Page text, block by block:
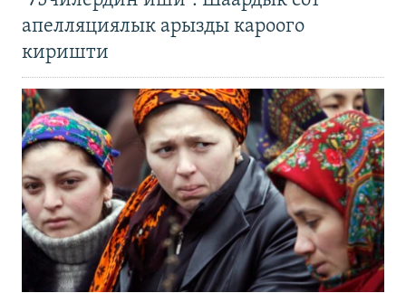
апелляциялык арызды кароого
киришти